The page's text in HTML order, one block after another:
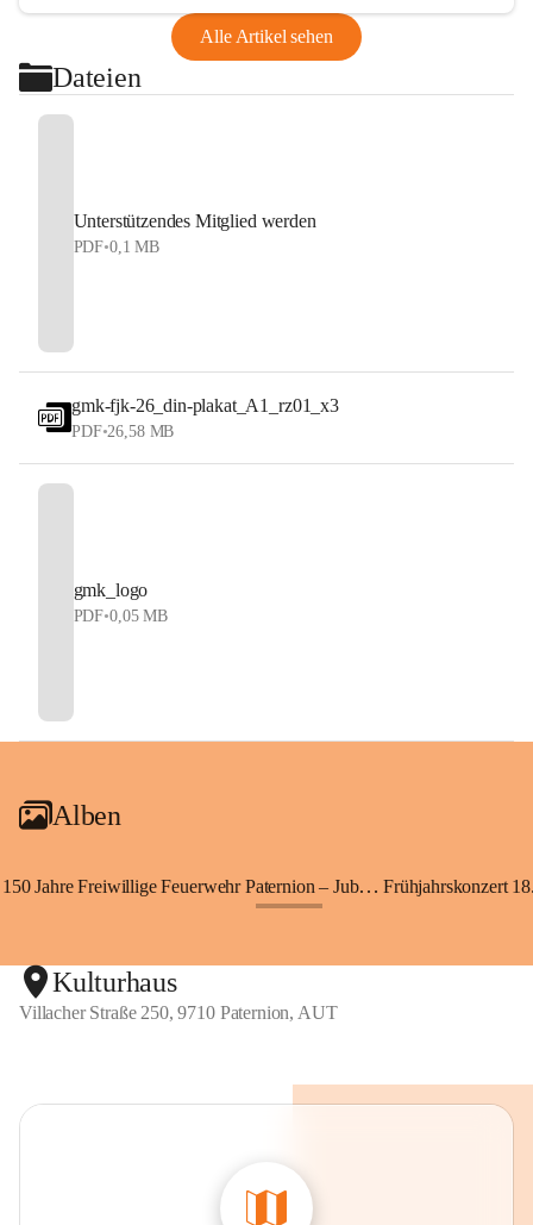
Alle Artikel sehen
Dateien
Unterstützendes Mitglied werden
PDF•0,1 MB
gmk-fjk-26_din-plakat_A1_rz01_x3
PDF•26,58 MB
gmk_logo
PDF•0,05 MB
Alben
150 Jahre Freiwillige Feuerwehr Paternion – Jubiläumsfest Frühjahrskonzert
Kulturhaus
Villacher Straße 250, 9710 Paternion, AUT